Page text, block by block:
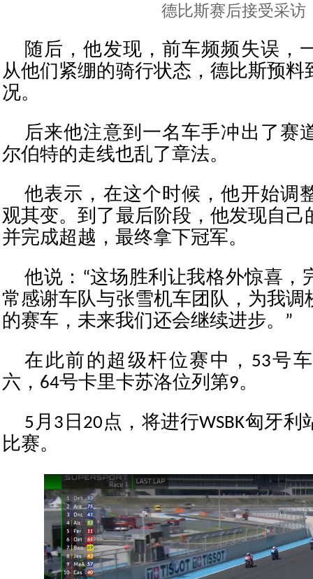
德比斯赛后接受采访
随后，他发现，前车频频失误，
从他们紧绷的骑行状态，德比斯预料
况。
后来他注意到一名车手冲出了赛
尔伯特的走线也乱了章法。
他表示，在这个时候，他开始调
观其变。到了最后阶段，他发现自己
并完成超越，最终拿下冠军。
他说：“这场胜利让我格外惊喜，
常感谢车队与张雪机车团队，为我调
的赛车，未来我们还会继续进步。”
在此前的超级杆位赛中，53号
六，64号卡里卡苏洛位列第9。
5月3日20点，将进行WSBK匈牙
比赛。